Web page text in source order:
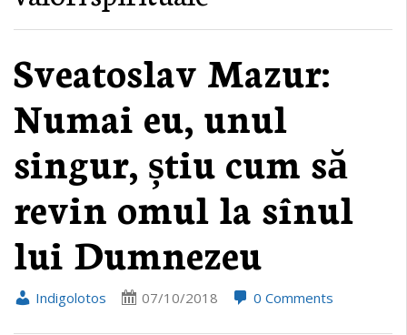
Sveatoslav Mazur:
Numai eu, unul
singur, știu cum să
revin omul la sînul
lui Dumnezeu
Indigolotos 07/10/2018 0 Comments